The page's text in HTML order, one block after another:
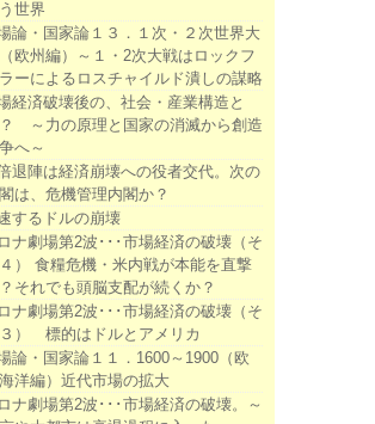
世界
論・国家論１３．１次・２次世界大
欧州編）～１・2次大戦はロックフ
ーによるロスチャイルド潰しの謀略
経済破壊後の、社会・産業構造と
～力の原理と国家の消滅から創造
へ～
退陣は経済崩壊への役者交代。次の
は、危機管理内閣か？
するドルの崩壊
ナ劇場第2波･･･市場経済の破壊（そ
） 食糧危機・米内戦が本能を直撃
それでも頭脳支配が続くか？
ナ劇場第2波･･･市場経済の破壊（そ
） 標的はドルとアメリカ
論・国家論１１．1600～1900（欧
洋編）近代市場の拡大
ナ劇場第2波･･･市場経済の破壊。～